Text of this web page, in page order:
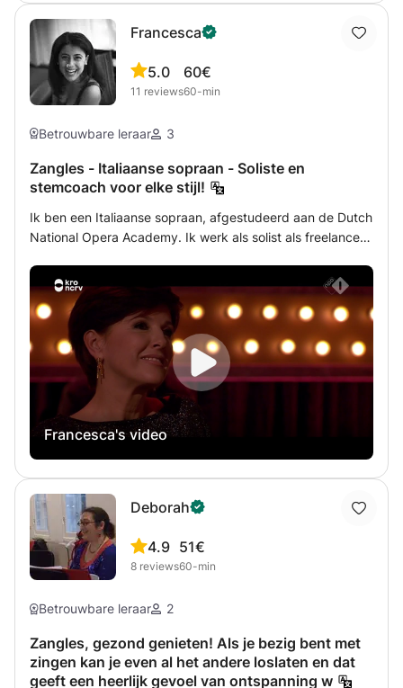
Francesca
5.0
11 reviews
60€
60-min
Betrouwbare leraar 3
Zangles - Italiaanse sopraan - Soliste en
stemcoach voor elke stijl!
Ik ben een Italiaanse sopraan, afgestudeerd aan de Dutch
National Opera Academy. Ik werk als solist als freelance
verschillende niveaus en leeftijden. Het belangrijkste
tijdens mijn lessen is om de leerling te helpen een
gezonde en comfortabele manier van zingen te vinden!
Tijdens het eerste deel van de les zullen we ons
concentreren op techniek en ademhaling, terwijl we ons
tijdens het tweede deel van de les zullen concentreren op
het repertoire dat we samen met de student hebben
gekozen, waarbij we het aspect van de techniek
toepassen waar we eerder in de les aan hebben gewerkt .
Francesca's video
Deborah
4.9
8 reviews
51€
60-min
Betrouwbare leraar 2
Zangles, gezond genieten! Als je bezig bent met
zingen kan je even al het andere loslaten en dat
geeft een heerlijk gevoel van ontspanning w